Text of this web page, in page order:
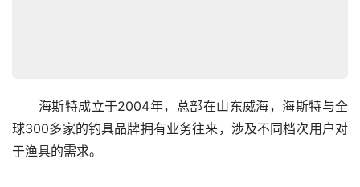
海斯特成立于2004年，总部在山东威海，海斯特与全
球300多家的钓具品牌拥有业务往来，涉及不同档次用户对
于渔具的需求。